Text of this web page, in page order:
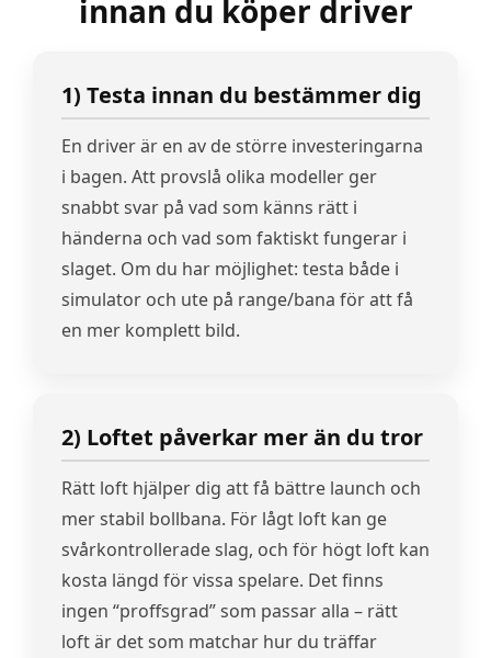
innan du köper driver
1) Testa innan du bestämmer dig
En driver är en av de större investeringarna
i bagen. Att provslå olika modeller ger
snabbt svar på vad som känns rätt i
händerna och vad som faktiskt fungerar i
slaget. Om du har möjlighet: testa både i
simulator och ute på range/bana för att få
en mer komplett bild.
2) Loftet påverkar mer än du tror
Rätt loft hjälper dig att få bättre launch och
mer stabil bollbana. För lågt loft kan ge
svårkontrollerade slag, och för högt loft kan
kosta längd för vissa spelare. Det finns
ingen “proffsgrad” som passar alla – rätt
loft är det som matchar hur du träffar